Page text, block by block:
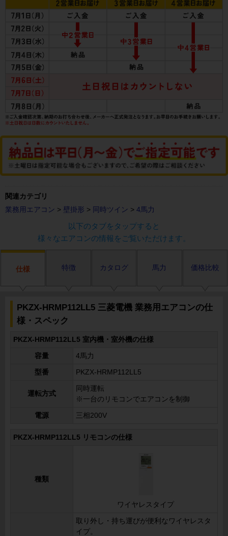
関連カテゴリ
業務用エアコン > 壁掛形 > 同時ツイン > 4馬力
以下のタブをタップすると
様々なエアコンの情報をご覧いただけます。
仕様 特徴 カタログ 馬力 価格比較
PKZX-HRMP112LL5 三菱電機 業務用エアコンの仕
様・スペック
PKZX-HRMP112LL5 室内機・室外機の仕様
容量 4馬力
型番 PKZX-HRMP112LL5
運転方式
同時運転
※一台のリモコンでエアコンを制御
電源 三相200V
PKZX-HRMP112LL5 リモコンの仕様
種類
ワイヤレスタイプ
取り外し・持ち運びが便利なワイヤレスタ
イプ。